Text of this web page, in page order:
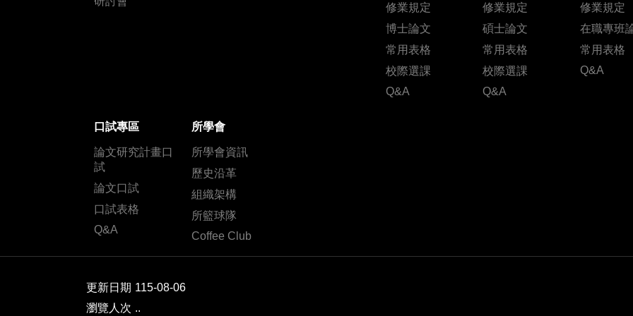
修業規定
博士論文
常用表格
校際選課
Q&A
修業規定
碩士論文
常用表格
校際選課
Q&A
修業規定
在職專班
常用表格
Q&A
口試專區
論文研究計畫口
試
論文口試
口試表格
Q&A
所學會
所學會資訊
歷史沿革
組織架構
所籃球隊
Coffee Club
更新日期 115-08-06
瀏覽人次 ..